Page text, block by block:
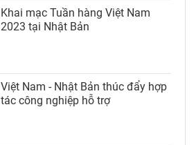
Khai mạc Tuần hàng Việt Nam
2023 tại Nhật Bản
Việt Nam - Nhật Bản thúc đẩy hợp
tác công nghiệp hỗ trợ